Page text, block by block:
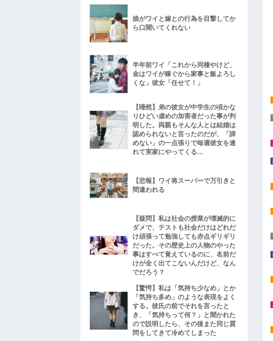
娘がワイと嫁との行為を目撃してか
ら口聞いてくれない
半年前ワイ「これから同棲やけど、
金はワイが稼ぐから家事と飯よろし
くな」彼女「任せて！」
【唖然】弟の彼女が中学生の頃かな
りひどい虐めの加害者だった事が判
明した。両親もそんな人とは結婚は
認められないと言ったのだが、「諦
めない」の一点張りで毎週彼女を連
れて実家にやってくる…
【悲報】ワイ将スーパーで万引きと
間違われる
【疑問】私は社会の授業が壊滅的に
ダメで、テストも社会だけはどれだ
け頑張って勉強しても赤点ギリギリ
だった。その歴史上の人物のやった
事はすべて覚えているのに、名前だ
けが全く出てこないんだけど、なん
でだろう？
【驚愕】私は「気持ち少なめ」とか
「気持ち多め」のような表現をよく
する。彼氏の前でそれを言ったと
き、「気持ちって何？」と聞かれた
ので説明したら、その後また同じ質
問をしてきて冷めてしまった